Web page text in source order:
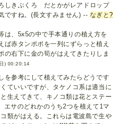
きぶくろ だとかがレアドロップ
ですね。(長文すみません) -- なぎと?
は、5x5の中で手本通りの植え方を
ば赤タンポポを一列にずらっと植え
の右下に金の筍がはえてきたりしま
) 00:20:14
を参考にして植えてみたらどうです
ていいですが、タケノコ系は適当に
生えてきて、キノコ類は花とステー
エサのどれかのうち2つを植えて1マ
類がはえる。これらは電波島で生や